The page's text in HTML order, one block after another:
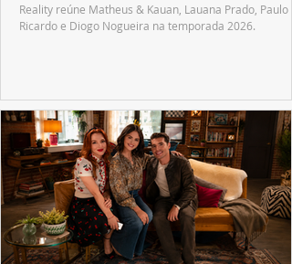
Reality reúne Matheus & Kauan, Lauana Prado, Paulo
Ricardo e Diogo Nogueira na temporada 2026.